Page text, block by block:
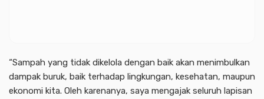
“Sampah yang tidak dikelola dengan baik akan menimbulkan
dampak buruk, baik terhadap lingkungan, kesehatan, maupun
ekonomi kita. Oleh karenanya, saya mengajak seluruh lapisan